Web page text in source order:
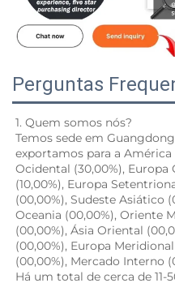
Perguntas
1. Quem somos nós?
Temos sede em
exportamos para a
Ocidental (30,00%), Europa
(10,00%), Europa
(00,00%), Sudeste Asiático
Oceania (00,00%), Oriente
(00,00%), Ásia Oriental
(00,00%), Europa
(00,00%), Mercado Interno